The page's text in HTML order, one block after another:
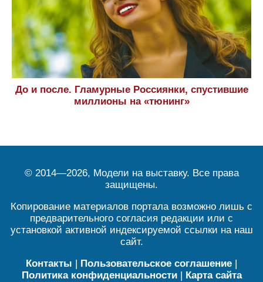
До и после. Гламурные Россиянки, спустившие
миллионы на «тюнинг»
© 2014—2026, Модели на выставку. Все права
защищены.
Копирование материалов портала возможно лишь с
предварительного согласия редакции или с
установкой активной индексируемой ссылки на наш
сайт.
Контакты | Пользовательское соглашение |
Политика конфиденциальности| Карта сайта